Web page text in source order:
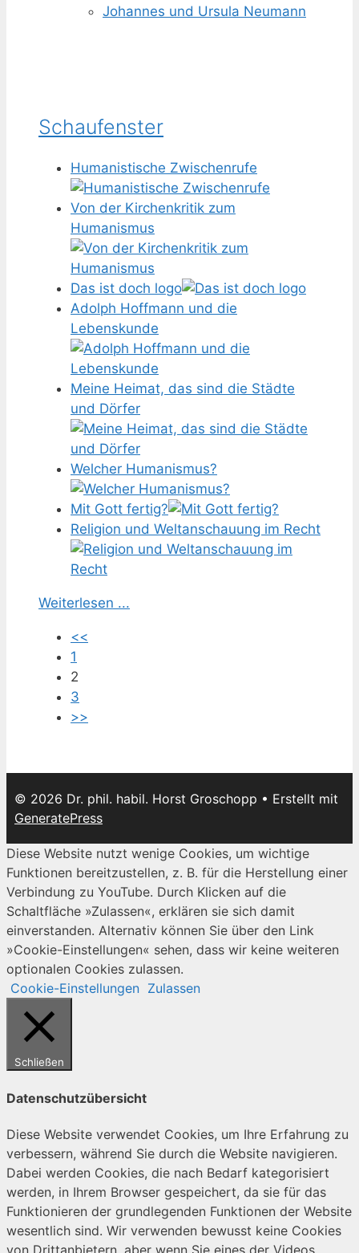
Johannes und Ursula Neumann
Schaufenster
Humanistische Zwischenrufe
Von der Kirchenkritik zum
Humanismus
Das ist doch logo
Adolph Hoffmann und die
Lebenskunde
Meine Heimat, das sind die Städte
und Dörfer
Welcher Humanismus?
Mit Gott fertig?
Religion und Weltanschauung im Recht
Weiterlesen ...
<<
1
2
3
>>
© 2026 Dr. phil. habil. Horst Groschopp • Erstellt mit
GeneratePress
Diese Website nutzt wenige Cookies, um wichtige
Funktionen bereitzustellen, z. B. für die Herstellung einer
Verbindung zu YouTube. Durch Klicken auf die
Schaltfläche »Zulassen«, erklären sie sich damit
einverstanden. Alternativ können Sie über den Link
»Cookie-Einstellungen« sehen, dass wir keine weiteren
optionalen Cookies zulassen.
Cookie-Einstellungen Zulassen
Schließen
Datenschutzübersicht
Diese Website verwendet Cookies, um Ihre Erfahrung zu
verbessern, während Sie durch die Website navigieren.
Dabei werden Cookies, die nach Bedarf kategorisiert
werden, in Ihrem Browser gespeichert, da sie für das
Funktionieren der grundlegenden Funktionen der Website
wesentlich sind. Wir verwenden bewusst keine Cookies
von Drittanbietern, aber wenn Sie eines der Videos